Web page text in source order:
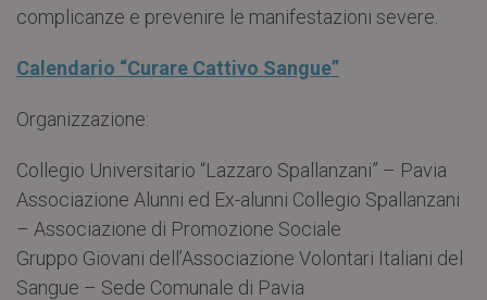
complicanze e prevenire le manifestazioni severe.
Calendario “Curare Cattivo Sangue”
Organizzazione:
Collegio Universitario “Lazzaro Spallanzani” – Pavia
Associazione Alunni ed Ex-alunni Collegio Spallanzani
– Associazione di Promozione Sociale
Gruppo Giovani dell’Associazione Volontari Italiani del
Sangue – Sede Comunale di Pavia